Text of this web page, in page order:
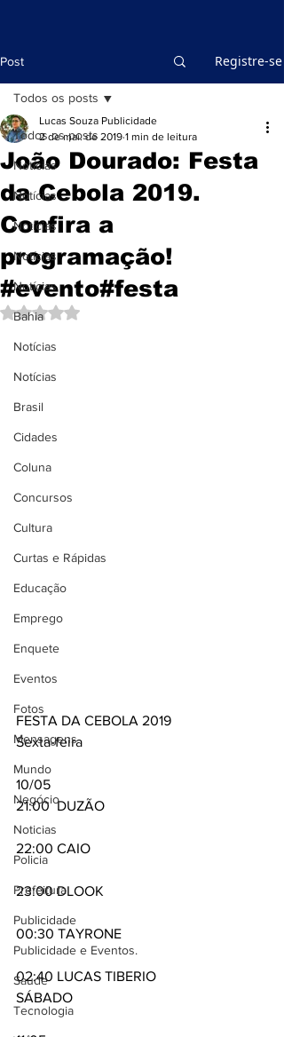
Post Registre-se
Todos os posts
Notícias
Notícias
Notícias
Notícias
Notícias
Bahia
Notícias
Notícias
Brasil
Cidades
Coluna
Concursos
Cultura
Curtas e Rápidas
Educação
Emprego
Enquete
Eventos
Fotos
Mensagens
Mundo
Negócio
Noticias
Policia
Prefeitura
Publicidade
Publicidade e Eventos.
Saúde
Tecnologia
Todos os posts
João Dourado: Festa
da Cebola 2019.
Confira a
programação!
#evento#festa
Lucas Souza Publicidade
2 de mai. de 2019 1 min de leitura
Avaliado com NaN de 5 estrelas.
FESTA DA CEBOLA 2019
Sexta-feira
10/05
21:00  DUZÃO
22:00 CAIO
23:00 DLOOK
00:30 TAYRONE
02:40 LUCAS TIBERIO
SÁBADO